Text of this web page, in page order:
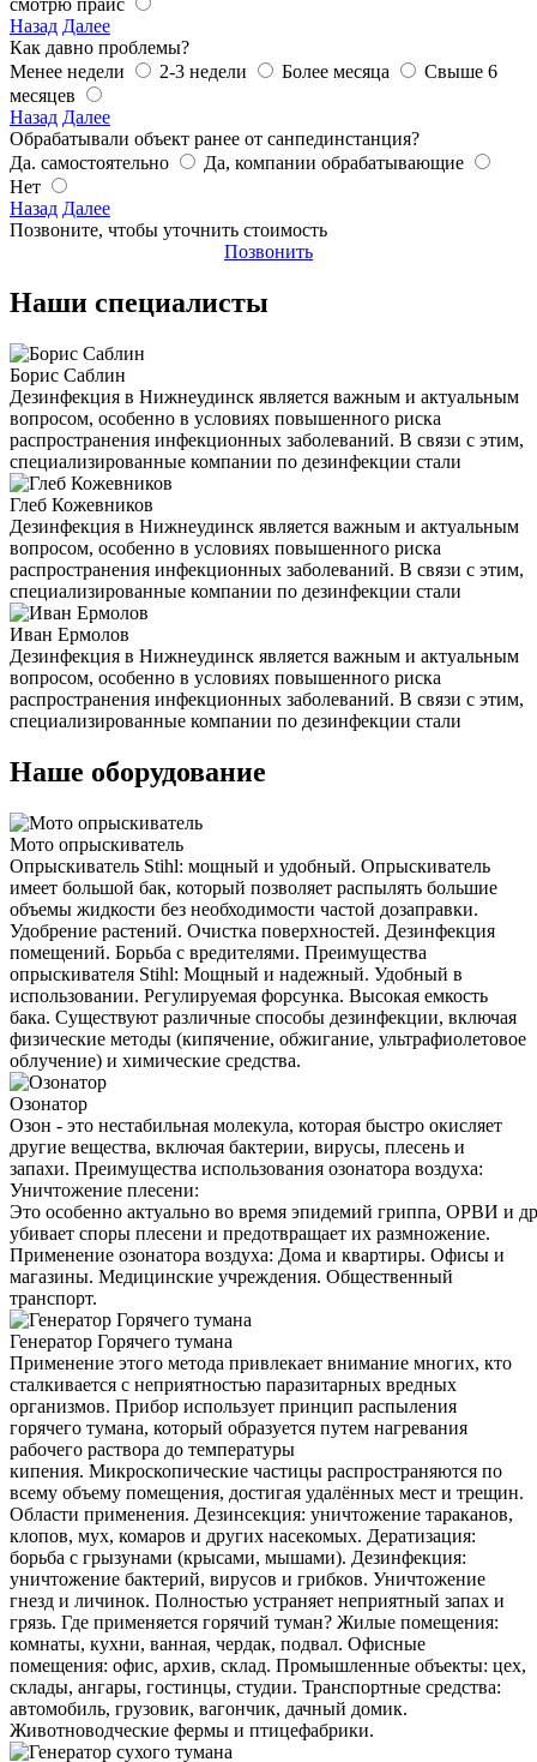
смотрю прайс
Назад Далее
Как давно проблемы?
Менее недели
2-3 недели Более месяца
Свыше 6
месяцев
Назад Далее
Обрабатывали объект ранее от санпединстанция?
Да. самостоятельно
Да, компании обрабатывающие
Нет
Назад Далее
Позвоните, чтобы уточнить стоимость
Позвонить
Наши специалисты
Борис Саблин
Дезинфекция в Нижнеудинск является важным и актуальным
вопросом, особенно в условиях повышенного риска
распространения инфекционных заболеваний. В связи с этим,
специализированные компании по дезинфекции стали
Глеб Кожевников
Дезинфекция в Нижнеудинск является важным и актуальным
вопросом, особенно в условиях повышенного риска
распространения инфекционных заболеваний. В связи с этим,
специализированные компании по дезинфекции стали
Иван Ермолов
Дезинфекция в Нижнеудинск является важным и актуальным
вопросом, особенно в условиях повышенного риска
распространения инфекционных заболеваний. В связи с этим,
специализированные компании по дезинфекции стали
Наше оборудование
Мото опрыскиватель
Опрыскиватель Stihl: мощный и удобный. Опрыскиватель
имеет большой бак, который позволяет распылять большие
объемы жидкости без необходимости частой дозаправки.
Удобрение растений. Очистка поверхностей. Дезинфекция
помещений. Борьба с вредителями. Преимущества
опрыскивателя Stihl: Мощный и надежный. Удобный в
использовании. Регулируемая форсунка. Высокая емкость
бака. Существуют различные способы дезинфекции, включая
физические методы (кипячение, обжигание, ультрафиолетовое
облучение) и химические средства.
Озонатор
Озон - это нестабильная молекула, которая быстро окисляет
другие вещества, включая бактерии, вирусы, плесень и
запахи. Преимущества использования озонатора воздуха:
Уничтожение плесени:
Это особенно актуально во время эпидемий гриппа, ОРВИ и
убивает споры плесени и предотвращает их размножение.
Применение озонатора воздуха: Дома и квартиры. Офисы и
магазины. Медицинские учреждения. Общественный
транспорт.
Генератор Горячего тумана
Применение этого метода привлекает внимание многих, кто
сталкивается с неприятностью паразитарных вредных
организмов. Прибор использует принцип распыления
горячего тумана, который образуется путем нагревания
рабочего раствора до температуры
кипения. Микроскопические частицы распространяются по
всему объему помещения, достигая удалённых мест и трещин.
Области применения. Дезинсекция: уничтожение тараканов,
клопов, мух, комаров и других насекомых. Дератизация:
борьба с грызунами (крысами, мышами). Дезинфекция:
уничтожение бактерий, вирусов и грибков. Уничтожение
гнезд и личинок. Полностью устраняет неприятный запах и
грязь. Где применяется горячий туман? Жилые помещения:
комнаты, кухни, ванная, чердак, подвал. Офисные
помещения: офис, архив, склад. Промышленные объекты: цех,
склады, ангары, гостинцы, студии. Транспортные средства:
автомобиль, грузовик, вагончик, дачный домик.
Животноводческие фермы и птицефабрики.